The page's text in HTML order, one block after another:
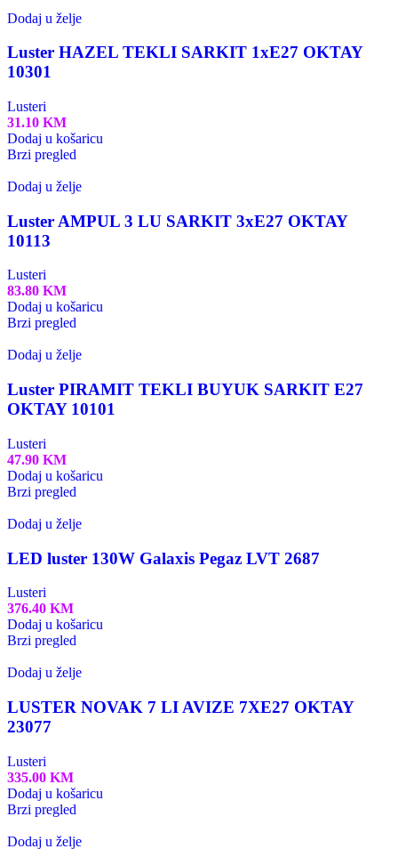
Dodaj u želje
Luster HAZEL TEKLI SARKIT 1xE27 OKTAY
10301
Lusteri
31.10 KM
Dodaj u košaricu
Brzi pregled
Dodaj u želje
Luster AMPUL 3 LU SARKIT 3xE27 OKTAY
10113
Lusteri
83.80 KM
Dodaj u košaricu
Brzi pregled
Dodaj u želje
Luster PIRAMIT TEKLI BUYUK SARKIT E27
OKTAY 10101
Lusteri
47.90 KM
Dodaj u košaricu
Brzi pregled
Dodaj u želje
LED luster 130W Galaxis Pegaz LVT 2687
Lusteri
376.40 KM
Dodaj u košaricu
Brzi pregled
Dodaj u želje
LUSTER NOVAK 7 LI AVIZE 7XE27 OKTAY
23077
Lusteri
335.00 KM
Dodaj u košaricu
Brzi pregled
Dodaj u želje